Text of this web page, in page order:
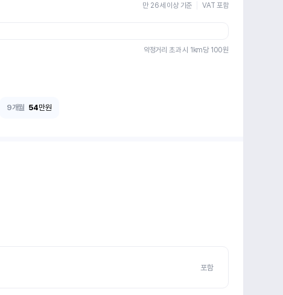
만 26세 이상 기준 VAT 포함
약정거리 초과 시 1km당 100원
9개월 54만원
포함